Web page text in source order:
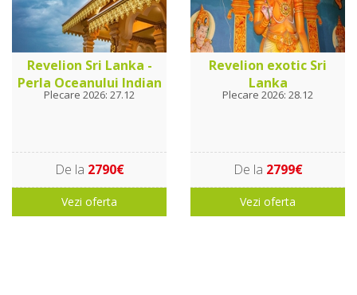
Revelion Sri Lanka -
Perla Oceanului Indian
Plecare 2026: 27.12
De la 2790€
Vezi oferta
Revelion exotic Sri
Lanka
Plecare 2026: 28.12
De la 2799€
Vezi oferta